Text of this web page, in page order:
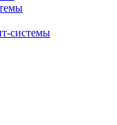
системы